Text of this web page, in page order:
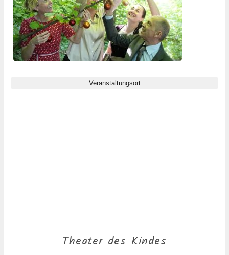
Newsletter
Veranstaltungsort
Theater des Kindes